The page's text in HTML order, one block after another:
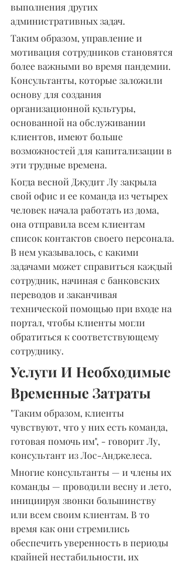
выполнения других
административных задач.
Таким образом, управление и
мотивация сотрудников становятся
более важными во время пандемии.
Консультанты, которые заложили
основу для создания
организационной культуры,
основанной на обслуживании
клиентов, имеют больше
возможностей для капитализации в
эти трудные времена.
Когда весной Джудит Лу закрыла
свой офис и ее команда из четырех
человек начала работать из дома,
она отправила всем клиентам
список контактов своего персонала.
В нем указывалось, с какими
задачами может справиться каждый
сотрудник, начиная с банковских
переводов и заканчивая
технической помощью при входе на
портал, чтобы клиенты могли
обратиться к соответствующему
сотруднику.
Услуги И Необходимые
Временные Затраты
"Таким образом, клиенты
чувствуют, что у них есть команда,
готовая помочь им", - говорит Лу,
консультант из Лос-Анджелеса.
Многие консультанты — и члены их
команды — проводили весну и лето,
инициируя звонки большинству
или всем своим клиентам. В то
время как они стремились
обеспечить уверенность в периоды
крайней нестабильности, их